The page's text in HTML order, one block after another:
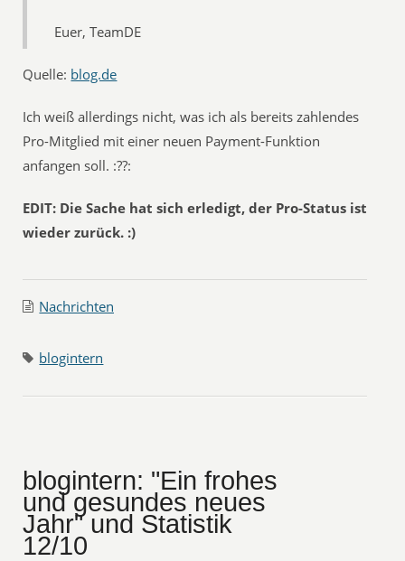
Euer, TeamDE
Quelle: blog.de
Ich weiß allerdings nicht, was ich als bereits zahlendes
Pro-Mitglied mit einer neuen Payment-Funktion
anfangen soll. :??:
EDIT: Die Sache hat sich erledigt, der Pro-Status ist
wieder zurück. :)
Nachrichten
blogintern
blogintern: "Ein frohes
und gesundes neues
Jahr" und Statistik
12/10